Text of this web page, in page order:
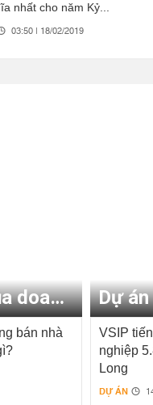
nhất cho năm Kỷ...
03:50 | 18/02/2019
Kết quả kinh doanh của doanh nghiệp
bán nhà
Dự
VSIP
nghiệp
Long
DỰ ÁN